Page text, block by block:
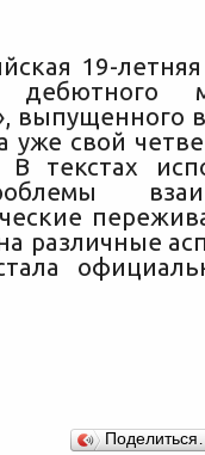
19-
выпущенного
уже свой
В текстах
различные